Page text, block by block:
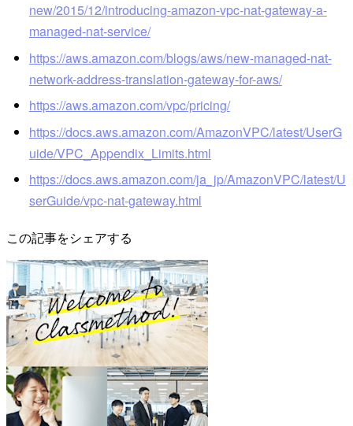
new/2015/12/introducing-amazon-vpc-nat-gateway-a-
managed-nat-service/
https://aws.amazon.com/blogs/aws/new-managed-nat-
network-address-translation-gateway-for-aws/
https://aws.amazon.com/vpc/pricing/
https://docs.aws.amazon.com/AmazonVPC/latest/UserG
uide/VPC_Appendix_Limits.html
https://docs.aws.amazon.com/ja_jp/AmazonVPC/latest/U
serGuide/vpc-nat-gateway.html
この記事をシェアする